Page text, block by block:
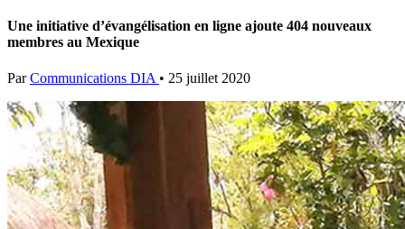
Une initiative d’évangélisation en ligne ajoute 404 nouveaux
membres au Mexique
Par Communications DIA • 25 juillet 2020